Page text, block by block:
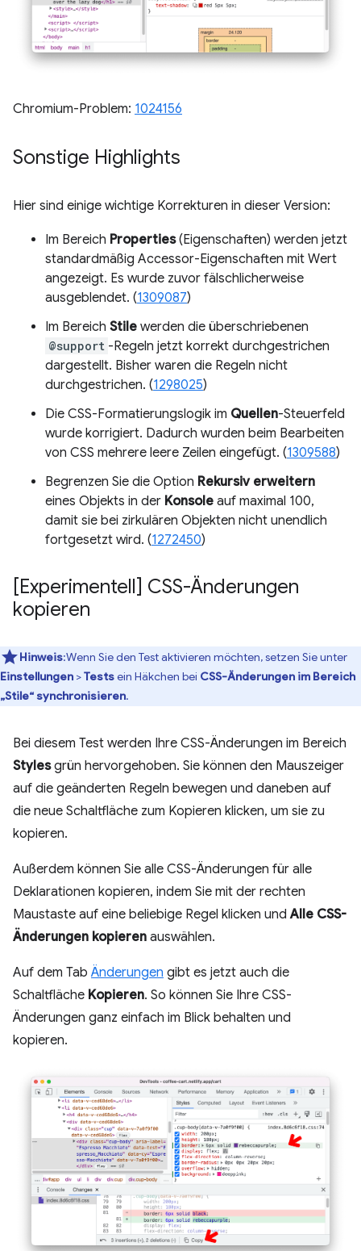
Chromium-Problem: 1024156
Sonstige Highlights
Hier sind einige wichtige Korrekturen in dieser Version:
Im Bereich Properties(Eigenschaften) werden jetzt
standardmäßig Accessor-Eigenschaften mit Wert
angezeigt. Es wurde zuvor fälschlicherweise
ausgeblendet. (1309087)
Im Bereich Stile werden die überschriebenen
@support -Regeln jetzt korrekt durchgestrichen
dargestellt. Bisher waren die Regeln nicht
durchgestrichen. (1298025)
Die CSS-Formatierungslogik im Quellen-Steuerfeld
wurde korrigiert. Dadurch wurden beim Bearbeiten
von CSS mehrere leere Zeilen eingefügt. (1309588)
Begrenzen Sie die Option Rekursiv erweitern
eines Objekts in der Konsole auf maximal 100,
damit sie bei zirkulären Objekten nicht unendlich
fortgesetzt wird. (1272450)
[Experimentell] CSS-Änderungen
kopieren
Hinweis:Wenn Sie den Test aktivieren möchten, setzen Sie unter
Einstellungen >Testsein Häkchen bei CSS-Änderungen im Bereich
„Stile“ synchronisieren.
Bei diesem Test werden Ihre CSS-Änderungen im Bereich
Stylesgrün hervorgehoben. Sie können den Mauszeiger
auf die geänderten Regeln bewegen und daneben auf
die neue Schaltfläche zum Kopieren klicken, um sie zu
kopieren.
Außerdem können Sie alle CSS-Änderungen für alle
Deklarationen kopieren, indem Sie mit der rechten
Maustaste auf eine beliebige Regel klicken undAlle CSS-
Änderungen kopieren auswählen.
Auf dem Tab Änderungen gibt es jetzt auch die
Schaltfläche Kopieren. So können Sie Ihre CSS-
Änderungen ganz einfach im Blick behalten und
kopieren.